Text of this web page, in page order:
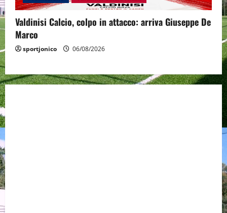
Valdinisi Calcio, colpo in attacco: arriva Giuseppe De
Marco
sportjonico 06/08/2026